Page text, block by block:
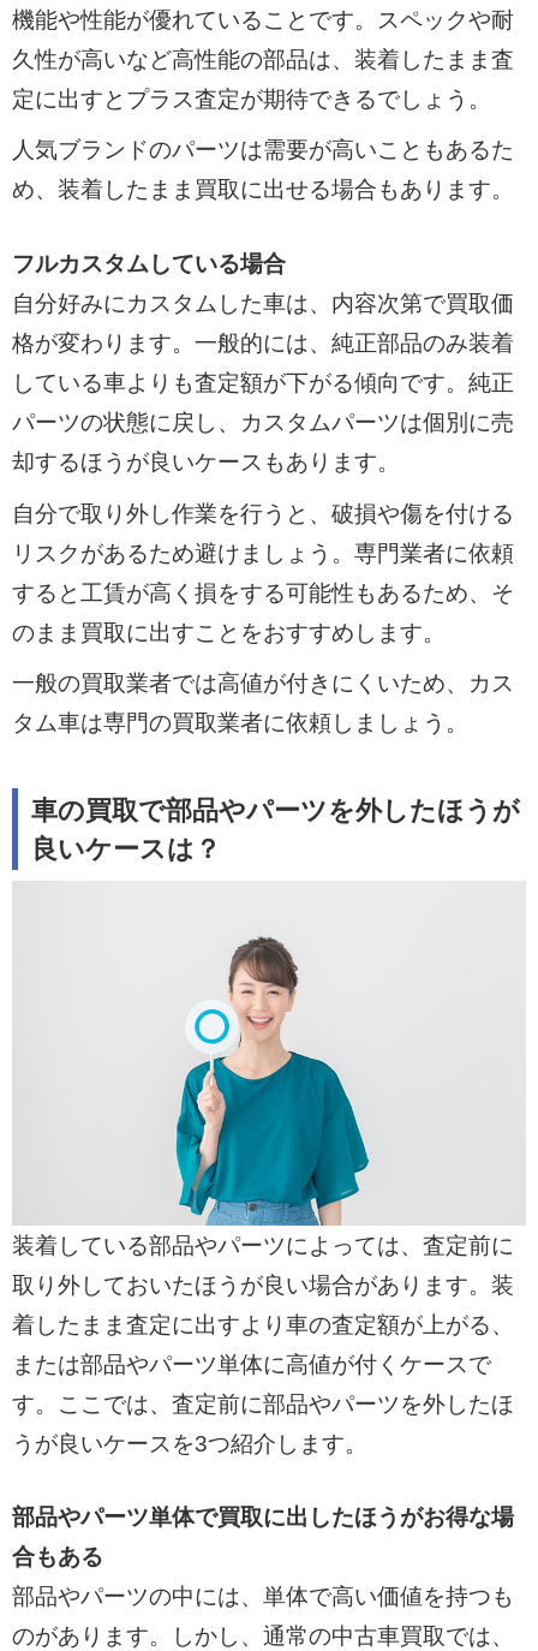
機能や性能が優れていることです。スペックや耐
久性が高いなど高性能の部品は、装着したまま査
定に出すとプラス査定が期待できるでしょう。
人気ブランドのパーツは需要が高いこともあるた
め、装着したまま買取に出せる場合もあります。
フルカスタムしている場合
自分好みにカスタムした車は、内容次第で買取価
格が変わります。一般的には、純正部品のみ装着
している車よりも査定額が下がる傾向です。純正
パーツの状態に戻し、カスタムパーツは個別に売
却するほうが良いケースもあります。
自分で取り外し作業を行うと、破損や傷を付ける
リスクがあるため避けましょう。専門業者に依頼
すると工賃が高く損をする可能性もあるため、そ
のまま買取に出すことをおすすめします。
一般の買取業者では高値が付きにくいため、カス
タム車は専門の買取業者に依頼しましょう。
車の買取で部品やパーツを外したほうが
良いケースは？
装着している部品やパーツによっては、査定前に
取り外しておいたほうが良い場合があります。装
着したまま査定に出すより車の査定額が上がる、
または部品やパーツ単体に高値が付くケースで
す。ここでは、査定前に部品やパーツを外したほ
うが良いケースを3つ紹介します。
部品やパーツ単体で買取に出したほうがお得な場
合もある
部品やパーツの中には、単体で高い価値を持つも
のがあります。しかし、通常の中古車買取では、